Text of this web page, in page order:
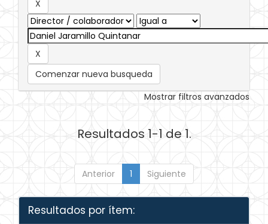
Comenzar nueva busqueda
Mostrar filtros avanzados
Resultados 1-1 de 1.
Anterior 1 Siguiente
Resultados por ítem: